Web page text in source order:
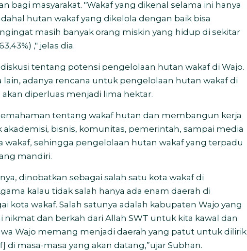
bagi masyarakat. "Wakaf yang dikenal selama ini hanya
hutan wakaf yang dikelola dengan baik bisa
masih banyak orang miskin yang hidup di sekitar
," jelas dia.
tentang potensi pengelolaan hutan wakaf di Wajo.
lain, adanya rencana untuk pengelolaan hutan wakaf di
akan diperluas menjadi lima hektar.
tentang wakaf hutan dan membangun kerja
bisnis, komunitas, pemerintah, sampai media
sehingga pengelolaan hutan wakaf yang terpadu
mandiri.
dinobatkan sebagai salah satu kota wakaf di
kalau tidak salah hanya ada enam daerah di
kota wakaf. Salah satunya adalah kabupaten Wajo yang
nikmat dan berkah dari Allah SWT untuk kita kawal dan
Wajo memang menjadi daerah yang patut untuk dilirik
masa-masa yang akan datang,”ujar Subhan.